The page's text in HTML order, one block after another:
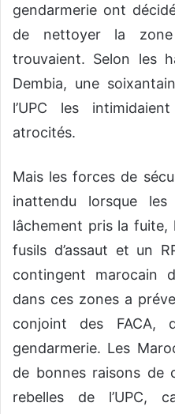
gendarmerie ont
de nettoyer la
trouvaient. Selon les
Dembia, une
l’UPC les
atrocités.
Mais les forces de
inattendu lorsque
lâchement pris la fuite,
fusils d’assaut et un
contingent marocain
dans ces zones a
conjoint des
gendarmerie. Les
de bonnes raisons de
rebelles de l’UPC,